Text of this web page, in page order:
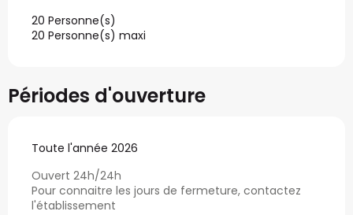
20 Personne(s)
20 Personne(s) maxi
Périodes d'ouverture
Toute l'année 2026
Ouvert 24h/24h
Pour connaitre les jours de fermeture, contactez
l'établissement